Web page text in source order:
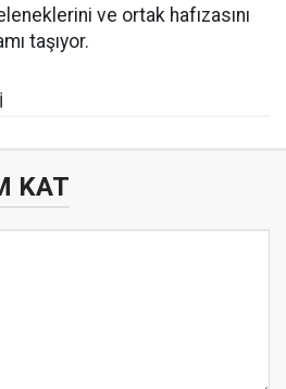
ve ortak hafızasını
taşıyor.
KAT